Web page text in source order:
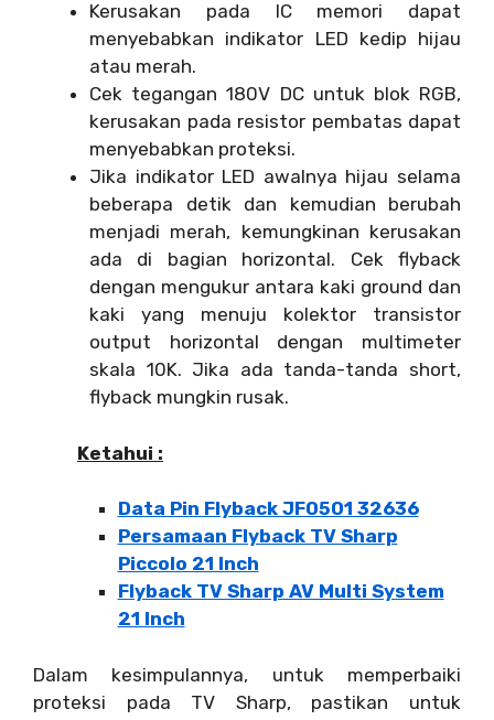
Kerusakan pada IC memori dapat
menyebabkan indikator LED kedip hijau
atau merah.
Cek tegangan 180V DC untuk blok RGB,
kerusakan pada resistor pembatas dapat
menyebabkan proteksi.
Jika indikator LED awalnya hijau selama
beberapa detik dan kemudian berubah
menjadi merah, kemungkinan kerusakan
ada di bagian horizontal. Cek flyback
dengan mengukur antara kaki ground dan
kaki yang menuju kolektor transistor
output horizontal dengan multimeter
skala 10K. Jika ada tanda-tanda short,
flyback mungkin rusak.
Ketahui :
Data Pin Flyback JF0501 32636
Persamaan Flyback TV Sharp
Piccolo 21 Inch
Flyback TV Sharp AV Multi System
21 Inch
Dalam kesimpulannya, untuk memperbaiki
proteksi pada TV Sharp, pastikan untuk